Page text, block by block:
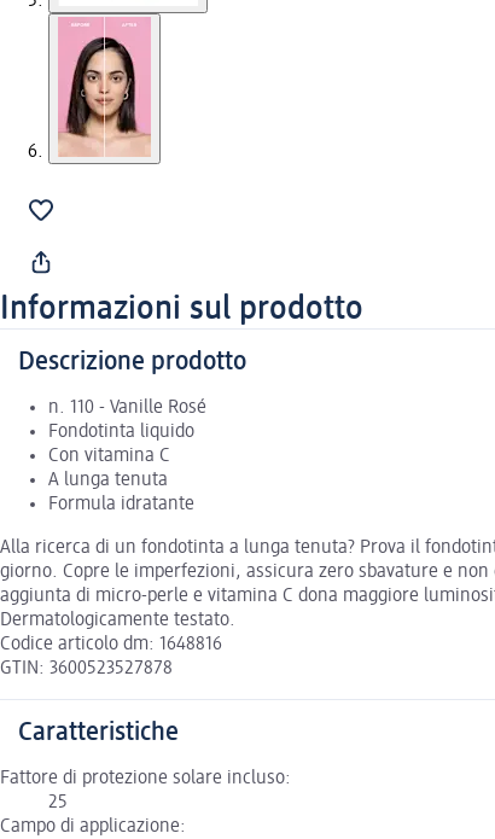
Informazioni sul prodotto
Descrizione prodotto
n. 110 - Vanille Rosé
Fondotinta liquido
Con vitamina C
A lunga tenuta
Formula idratante
Alla ricerca di un fondotinta a lunga tenuta? Prova il
giorno. Copre le imperfezioni, assicura zero sbavature e
aggiunta di micro-perle e vitamina C dona maggiore
Dermatologicamente testato.
Codice articolo dm: 1648816
GTIN: 3600523527878
Caratteristiche
Fattore di protezione solare incluso:
25
Campo di applicazione: